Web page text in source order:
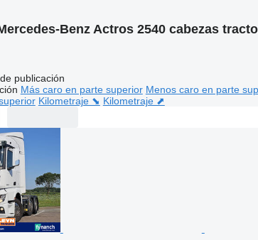
Benz Actros 2540 cabezas
publicación
Más caro en parte superior Menos caro en parte
Kilometraje ⬊ Kilometraje ⬈